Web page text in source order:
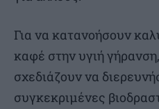
Για να κατανοήσουν
καφέ στην υγιή
σχεδιάζουν να
συγκεκριμένες